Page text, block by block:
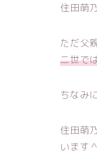
住田萌
ただ父
二世で
ちなみ
住田萌
います